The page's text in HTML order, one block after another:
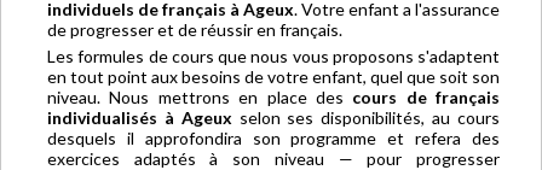
individuels de français à Ageux. Votre enfant a l'assurance
de progresser et de réussir en français.
Les formules de cours que nous vous proposons s'adaptent
en tout point aux besoins de votre enfant, quel que soit son
niveau. Nous mettrons en place des cours de français
individualisés à Ageux selon ses disponibilités, au cours
desquels il approfondira son programme et refera des
exercices adaptés à son niveau — pour progresser